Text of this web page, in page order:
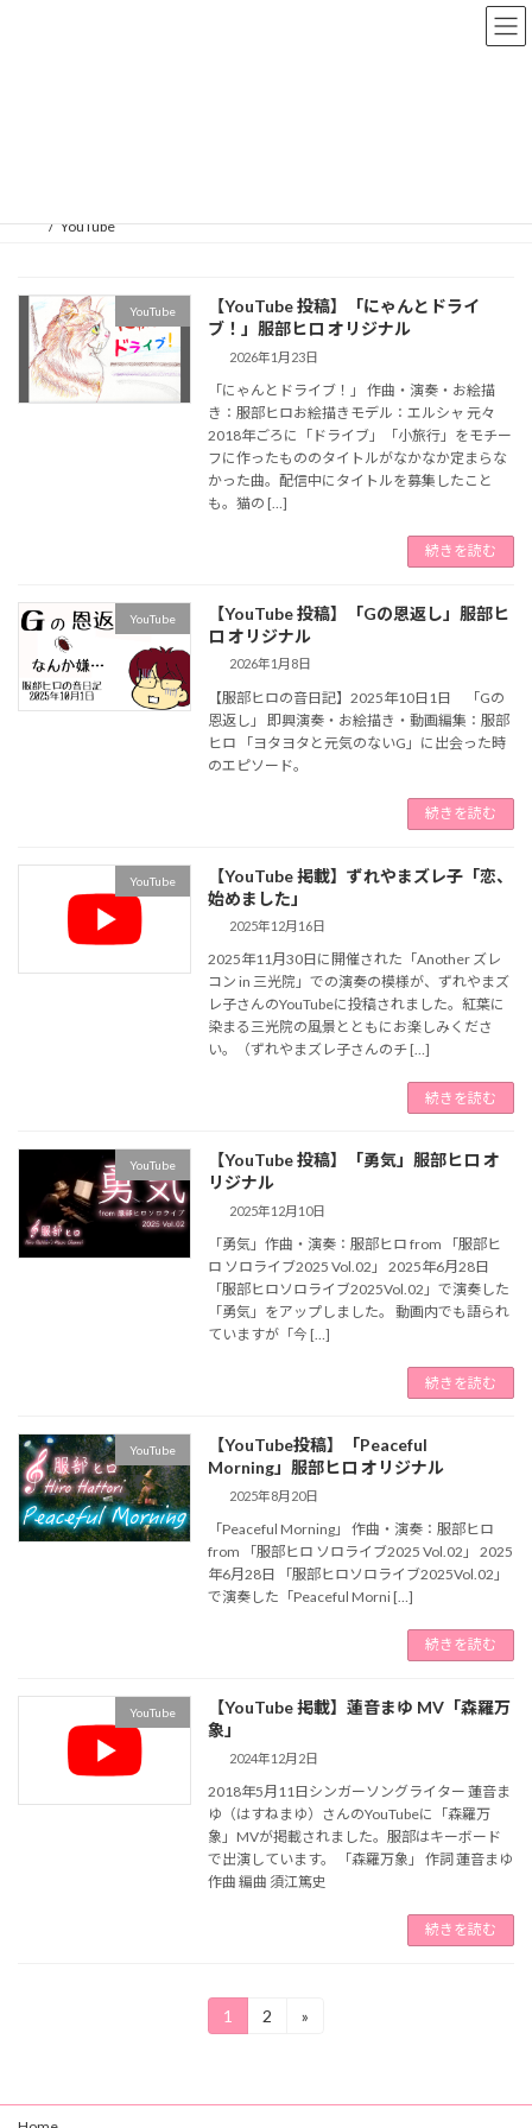
プ
動
YouTube
YouTube
【YouTube 投稿】「にゃんとドライ
ブ！」服部ヒロ オリジナル
2026年1月23日
「にゃんとドライブ！」 作曲・演奏・お絵描
き：服部ヒロお絵描きモデル：エルシャ 元々
2018年ごろに「ドライブ」「小旅行」をモチー
フに作ったもののタイトルがなかなか定まらな
かった曲。配信中にタイトルを募集したこと
も。猫の […]
続きを読む
YouTube
【YouTube 投稿】「Gの恩返し」服部ヒ
ロ オリジナル
2026年1月8日
【服部ヒロの音日記】2025年10日1日 「Gの
恩返し」 即興演奏・お絵描き・動画編集：服部
ヒロ 「ヨタヨタと元気のないG」に出会った時
のエピソード。
続きを読む
YouTube
【YouTube 掲載】ずれやまズレ子「恋、
始めました」
2025年12月16日
2025年11月30日に開催された「Another ズレ
コン in 三光院」での演奏の模様が、ずれやまズ
レ子さんのYouTubeに投稿されました。紅葉に
染まる三光院の風景とともにお楽しみくださ
い。（ずれやまズレ子さんのチ […]
続きを読む
YouTube
【YouTube 投稿】「勇気」服部ヒロ オ
リジナル
2025年12月10日
「勇気」作曲・演奏：服部ヒロ from 「服部ヒ
ロ ソロライブ2025 Vol.02」 2025年6月28日
「服部ヒロソロライブ2025Vol.02」で演奏した
「勇気」をアップしました。 動画内でも語られ
ていますが「今 […]
続きを読む
YouTube
【YouTube投稿】「Peaceful
Morning」服部ヒロ オリジナル
2025年8月20日
「Peaceful Morning」 作曲・演奏：服部ヒロ
from 「服部ヒロ ソロライブ2025 Vol.02」 2025
年6月28日 「服部ヒロソロライブ2025Vol.02」
で演奏した「Peaceful Morni […]
続きを読む
YouTube
【YouTube 掲載】蓮音まゆ MV「森羅万
象」
2024年12月2日
2018年5月11日シンガーソングライター 蓮音ま
ゆ（はすねまゆ）さんのYouTubeに「森羅万
象」MVが掲載されました。服部はキーボード
で出演しています。 「森羅万象」 作詞 蓮音まゆ
作曲 編曲 須江篤史
続きを読む
の
固
定
ジ
1
固
ジ
2 »